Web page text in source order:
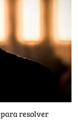
resolver